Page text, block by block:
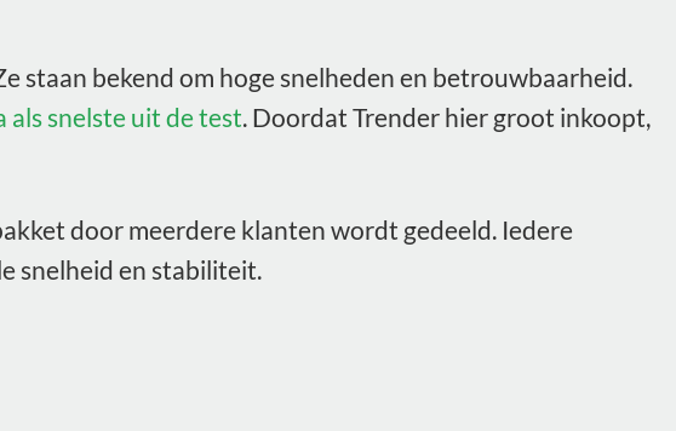
staan bekend om hoge snelheden en betrouwbaarheid.
snelste uit de test. Doordat Trender hier groot inkoopt,
door meerdere klanten wordt gedeeld. Iedere
snelheid en stabiliteit.